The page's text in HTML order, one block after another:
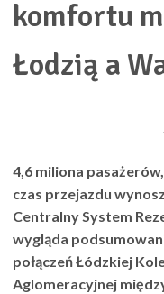
komfortu
Łodzią a
4,6 miliona
czas przejazdu
Centralny System
wygląda
połączeń Łódzkiej
Aglomeracyjnej